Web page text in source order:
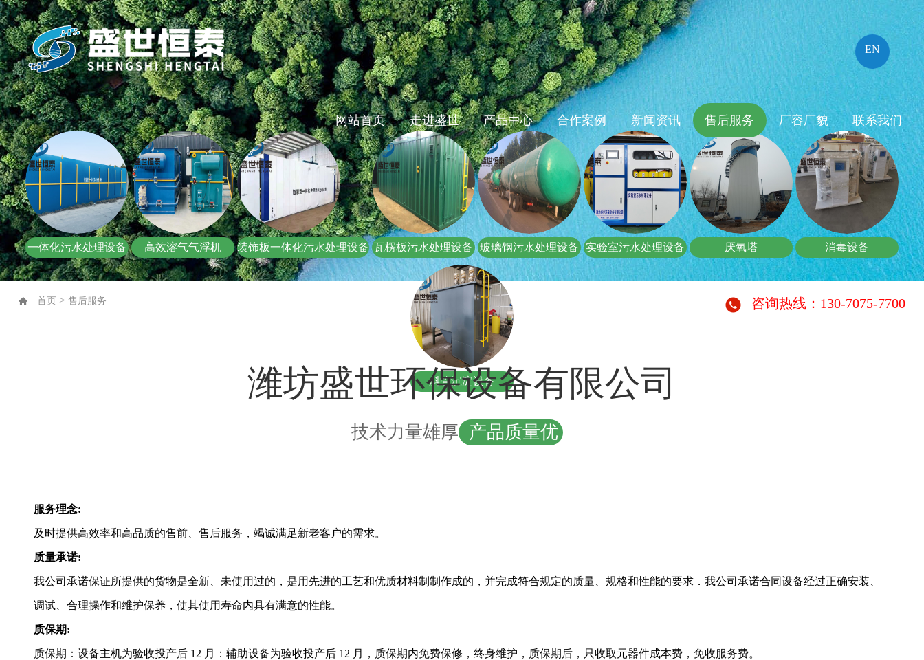
EN
网站首页 走进盛世 产品中心 合作案例 新闻资讯 售后服务 厂容厂貌 联系我们
一体化污水处理设备 高效溶气气浮机 装饰板一体化污水处理设备 瓦楞板污水处理设备 玻璃钢污水处理设备 实验室污水处理设备 厌氧塔 消毒设备
斜管沉淀设备
咨询热线：130-7075-7700
首页> 售后服务
潍坊盛世环保设备有限公司
技术力量雄厚 产品质量优
服务理念:
及时提供高效率和高品质的售前、售后服务，竭诚满足新老客户的需求。
质量承诺:
我公司承诺保证所提供的货物是全新、未使用过的，是用先进的工艺和优质材料制制作成的，并完成符合规定的质量、规格和性能的要求．我公司承诺合同设备经过正确安装、
调试、合理操作和维护保养，使其使用寿命内具有满意的性能。
质保期:
质保期：设备主机为验收投产后 12 月：辅助设备为验收投产后 12 月，质保期内免费保修，终身维护，质保期后，只收取元器件成本费，免收服务费。